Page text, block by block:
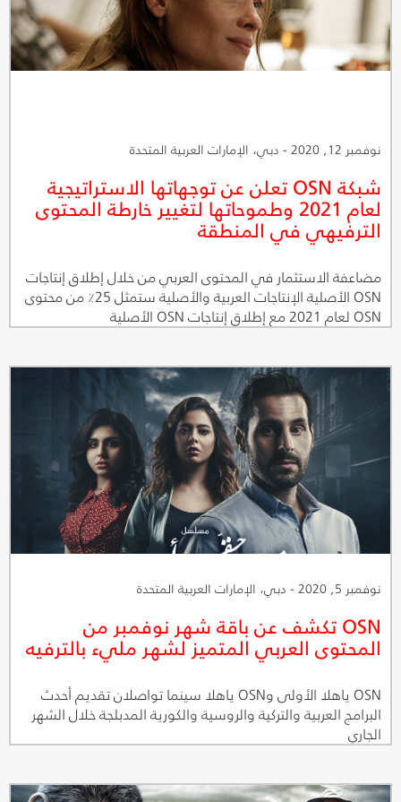
نوفمبر 12, 2020 - دبي، الإمارات العربية المتحدة
شبكة OSN تعلن عن توجهاتها الاستراتيجية
لعام 2021 وطموحاتها لتغيير خارطة المحتوى
الترفيهي في المنطقة
مضاعفة الاستثمار في المحتوى العربي من خلال إطلاق إنتاجات
OSN الأصلية الإنتاجات العربية والأصلية ستمثل 25٪ من محتوى
OSN لعام 2021 مع إطلاق إنتاجات OSN الأصلية
نوفمبر 5, 2020 - دبي، الإمارات العربية المتحدة
OSN تكشف عن باقة شهر نوفمبر من
المحتوى العربي المتميز لشهر مليء بالترفيه
OSN ياهلا الأولى وOSN ياهلا سينما تواصلان تقديم أحدث
البرامج العربية والتركية والروسية والكورية المدبلجة خلال الشهر
الجاري